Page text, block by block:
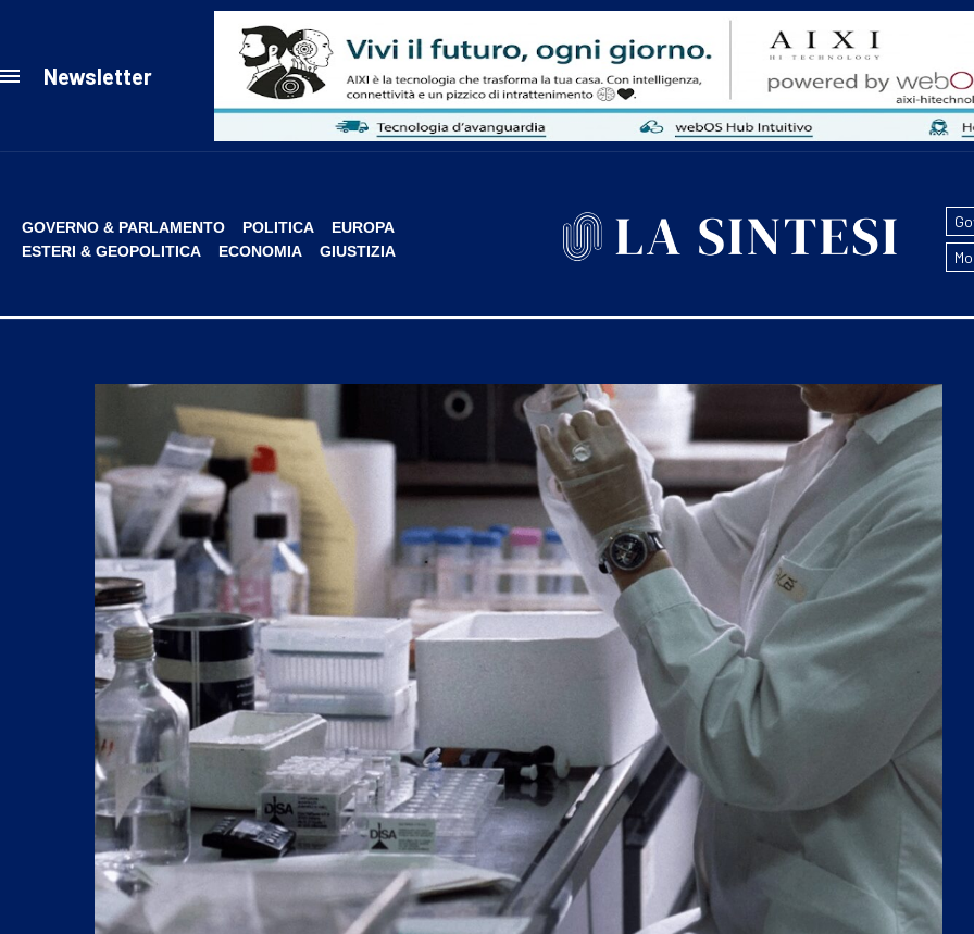
Newsletter
GOVERNO & PARLAMENTO POLITICA
EUROPA
ESTERI & GEOPOLITICA
ECONOMIA GIUSTIZIA